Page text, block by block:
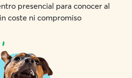
presencial para conocer al
coste ni compromiso